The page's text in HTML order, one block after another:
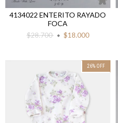
4134022 ENTERITO RAYADO
FOCA
$28.700
$18.000
26% OFF